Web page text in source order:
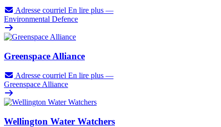
Adresse courriel En lire plus —
Environmental Defence
Greenspace Alliance
Adresse courriel En lire plus —
Greenspace Alliance
Wellington Water Watchers